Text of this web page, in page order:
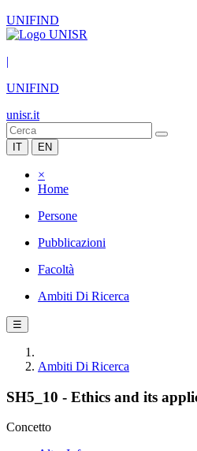
UNIFIND
|
UNIFIND
unisr.it
IT EN
×
Home
Persone
Pubblicazioni
Facoltà
Ambiti Di Ricerca
☰
Ambiti Di Ricerca
SH5_10 - Ethics and its
Concetto